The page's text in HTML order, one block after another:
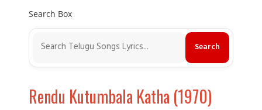
Search Box
Rendu Kutumbala Katha (1970)